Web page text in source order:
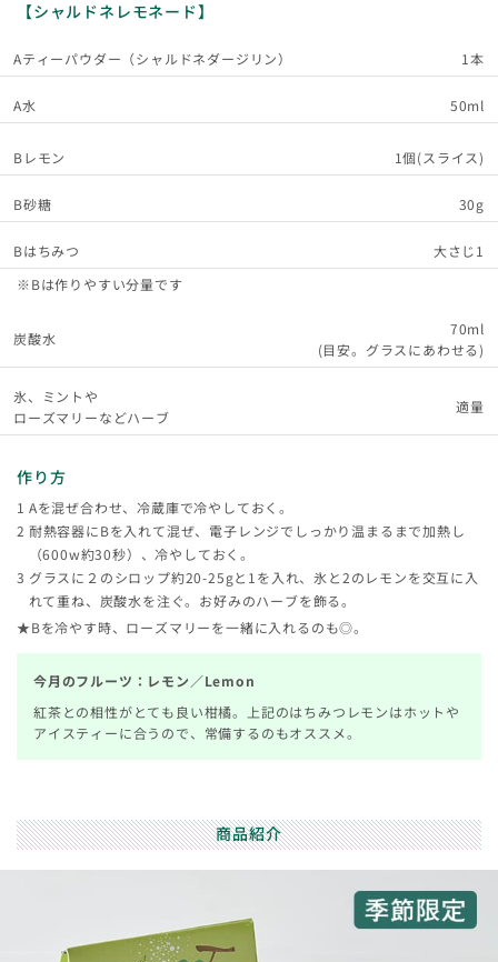
【シャルドネレモネード】
Aティーパウダー（シャルドネダージリン） 1本
A水 50ml
Bレモン 1個(スライス)
B砂糖 30g
Bはちみつ
大さじ1
※Bは作りやすい分量です
炭酸水
70ml
(目安。グラスにあわせる)
氷、ミントや
ローズマリーなどハーブ
適量
作り方
Aを混ぜ合わせ、冷蔵庫で冷やしておく。
耐熱容器にBを入れて混ぜ、電子レンジでしっかり温まるまで加熱し
（600w約30秒）、冷やしておく。
グラスに２のシロップ約20-25gと1を入れ、氷と2のレモンを交互に入
れて重ね、炭酸水を注ぐ。お好みのハーブを飾る。
★Bを冷やす時、ローズマリーを一緒に入れるのも◎。
今月のフルーツ：レモン／Lemon
紅茶との相性がとても良い柑橘。上記のはちみつレモンはホットや
アイスティーに合うので、常備するのもオススメ。
商品紹介